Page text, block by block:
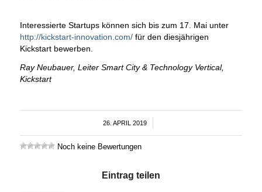
Interessierte Startups können sich bis zum 17. Mai unter
http://kickstart-innovation.com/für den diesjährigen
Kickstart bewerben.
Ray Neubauer, Leiter Smart City & Technology Vertical,
Kickstart
26. APRIL 2019
/
Noch keine Bewertungen
Eintrag teilen